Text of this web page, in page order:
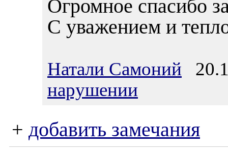
Огромное спасибо
С уважением и
Натали Самоний
нарушении
+ добавить замечания